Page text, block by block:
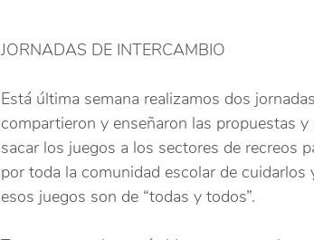
JORNADAS DE INTERCAMBIO
Está última semana realizamos dos
compartieron y enseñaron las propuestas
sacar los juegos a los sectores de recreos
por toda la comunidad escolar de
esos juegos son de “todas y todos”.